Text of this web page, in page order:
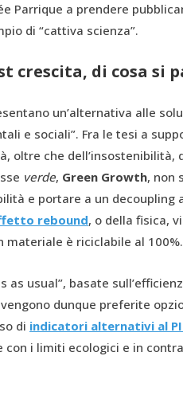
Parrique a prendere
di “cattiva scienza”.
crescita, di cosa si
un’alternativa alle
e sociali”. Fra le tesi a
oltre che
verde, Green Growth, non
e portare a un decoupling
rebound, o della fisica,
materiale è riciclabile al 100%.
as usual”, basate
dunque preferite
di indicatori alternativi al
i limiti ecologici e in